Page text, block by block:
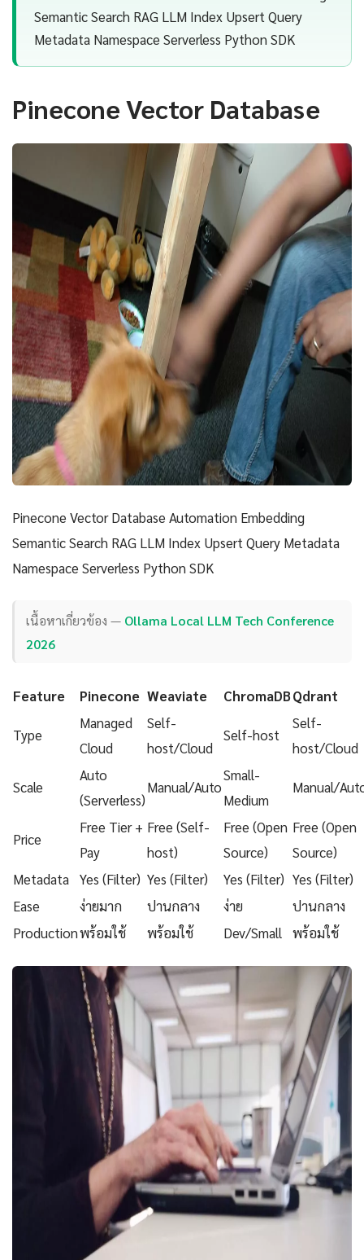
Semantic Search RAG LLM Index Upsert Query
Metadata Namespace Serverless Python SDK
Pinecone Vector Database
Pinecone Vector Database Automation Embedding
Semantic Search RAG LLM Index Upsert Query Metadata
Namespace Serverless Python SDK
เนื้อหาเกี่ยวข้อง — Ollama Local LLM Tech Conference
2026
Feature Pinecone Weaviate ChromaDBQdrant
Type
Managed
Cloud
Self-
host/Cloud
Self-host
Self-
host/Cloud
Scale
Auto
(Serverless)
Manual/Auto
Small-
Medium
Manual/
Price
Free Tier +
Pay
Free (Self-
host)
Free (Open
Source)
Free (Open
Source)
Metadata Yes (Filter) Yes (Filter) Yes (Filter) Yes (Filter)
Ease
ง่ายมาก ปานกลาง ง่าย
ปานกลาง
Productionพร้อมใช้ พร้อมใช้ Dev/Small พร้อมใช้